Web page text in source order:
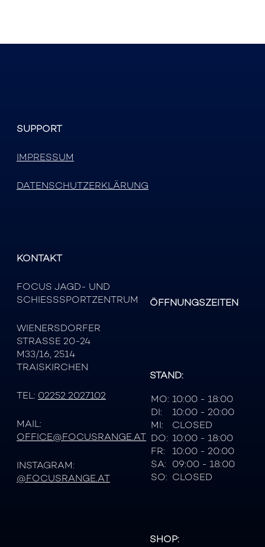
SUPPORT
IMPRESSUM
DATENSCHUTZERKLÄRUNG
KONTAKT
FOCUS JAGD- UND
SCHIESSSPORTZENTRUM
WIENERSDORFER
STRASSE 20-24
M33/16, 2514
TRAISKIRCHEN
TEL: 02252 2027102
MAIL:
OFFICE@FOCUSRANGE.AT
INSTAGRAM:
@FOCUSRANGE.AT
ÖFFNUNGSZEITEN
STAND:
MO: 10:00 - 18:00
DI:
10:00 - 20:00
MI:
CLOSED
DO: 10:00 - 18:00
FR:
10:00 - 20:00
SA: 09:00 - 18:00
SO: CLOSED
SHOP: